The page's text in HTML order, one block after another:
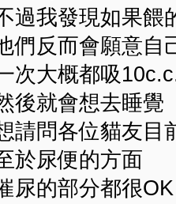
過我發現如果餵
們反而會願意自
次大概都吸
後就會想去睡覺
請問各位貓友目
於尿便的方面
尿的部分都很OK